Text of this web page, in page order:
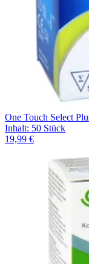
One Touch Select
Inhalt: 50 Stück
19,99 €